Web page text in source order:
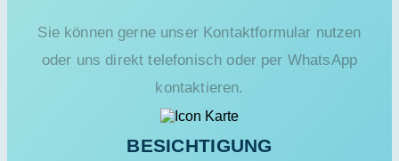
Sie können gerne unser Kontaktformular nutzen
oder uns direkt telefonisch oder per WhatsApp
kontaktieren.
BESICHTIGUNG